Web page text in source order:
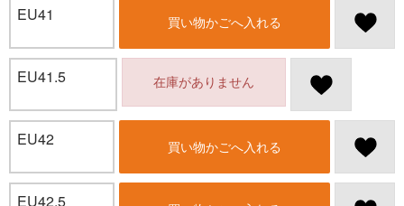
EU41 買い物かごへ入れる
EU41.5 在庫がありません
EU42 買い物かごへ入れる
EU42.5